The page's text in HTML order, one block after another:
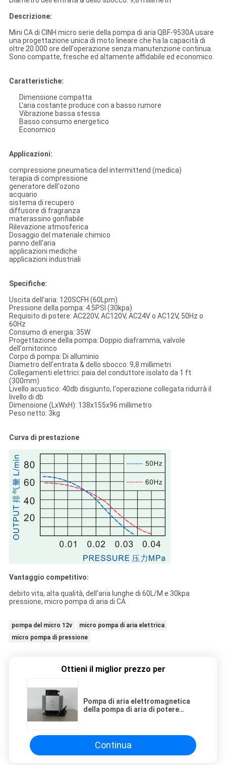
Descrizione:
Mini CA di CINH micro serie della pompa di aria QBF-9530A usare
una progettazione unica di moto lineare che ha la capacità di
oltre 20.000 ore dell'operazione senza manutenzione continua.
Sono compatte, fresche ed altamente affidabile ed economico.
Caratteristiche:
Dimensione compatta
L'aria costante produce con a basso rumore
Vibrazione bassa stessa
Basso consumo energetico
Economico
Applicazioni:
compressione pneumatica del intermittend (medica)
terapia di compressione
generatore dell'ozono
acquario
sistema di recupero
diffusore di fragranza
materassino gonfiabile
Rilevazione atmosferica
Dosaggio del materiale chimico
panno dell'aria
applicazioni mediche
applicazioni industriali
Specifiche:
Uscita dell'aria: 120SCFH (60Lpm)
Pressione della pompa: 4.5PSI (30kpa)
Requisito di potere: AC220V, AC120V, AC24V o AC12V, 50Hz o
60Hz
Consumo di energia: 35W
Progettazione della pompa: Doppio diaframma, valvole
dell'ornitorinco
Corpo di pompa: Di alluminio
Diametro dell'entrata & dello sbocco: 9,8 millimetri
Collegamenti elettrici: paia del conduttore isolato da 1 ft
(300mm)
Livello acustico: 40db disgiunto, l'operazione collegata ridurrà il
livello di db
Dimensione (LxWxH): 138x155x96 millimetro
Peso netto: 3kg
Curva di prestazione
Vantaggio competitivo:
debito vita, alta qualità, dell'aria lunghe di 60L/M e 30kpa
pressione, micro pompa di aria di CA
pompa del micro 12v
micro pompa di aria elettrica
micro pompa di pressione
Ottieni il miglior prezzo per
Pompa di aria elettromagnetica
della pompa di aria di potere
Continua